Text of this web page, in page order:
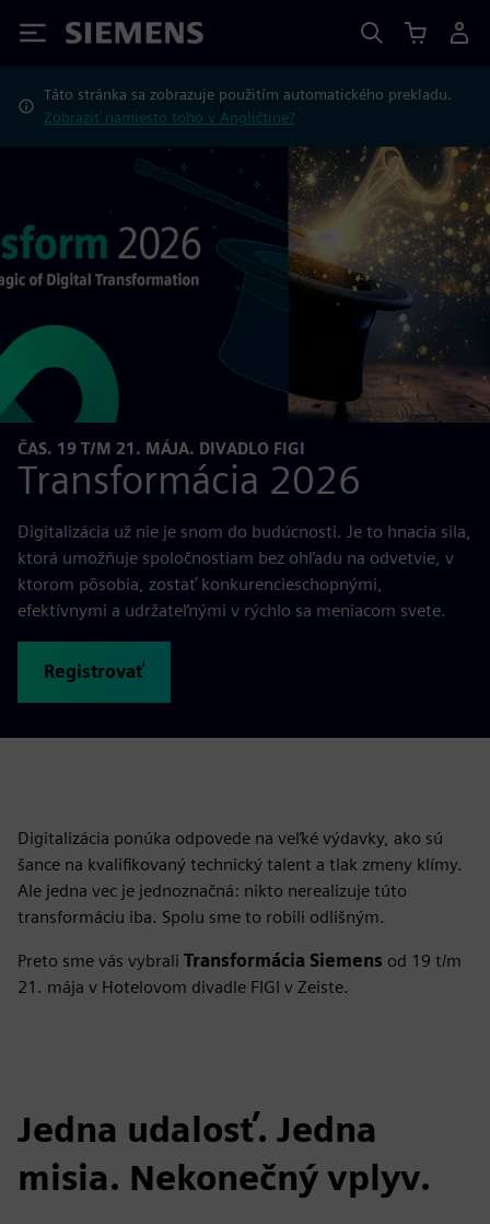
Siemens
Táto stránka sa zobrazuje použitím automatického prekladu.
Zobraziť namiesto toho v Angličtine?
ČAS. 19 T/M 21. MÁJA. DIVADLO FIGI
Transformácia 2026
Digitalizácia už nie je snom do budúcnosti. Je to hnacia sila,
ktorá umožňuje spoločnostiam bez ohľadu na odvetvie, v
ktorom pôsobia, zostať konkurencieschopnými,
efektívnymi a udržateľnými v rýchlo sa meniacom svete.
Registrovať
Digitalizácia ponúka odpovede na veľké výdavky, ako sú
šance na kvalifikovaný technický talent a tlak zmeny klímy.
Ale jedna vec je jednoznačná: nikto nerealizuje túto
transformáciu iba. Spolu sme to robili odlišným.
Preto sme vás vybrali Transformácia Siemens od 19 t/m
21. mája v Hotelovom divadle FIGI v Zeiste.
Jedna udalosť. Jedna
misia. Nekonečný vplyv.